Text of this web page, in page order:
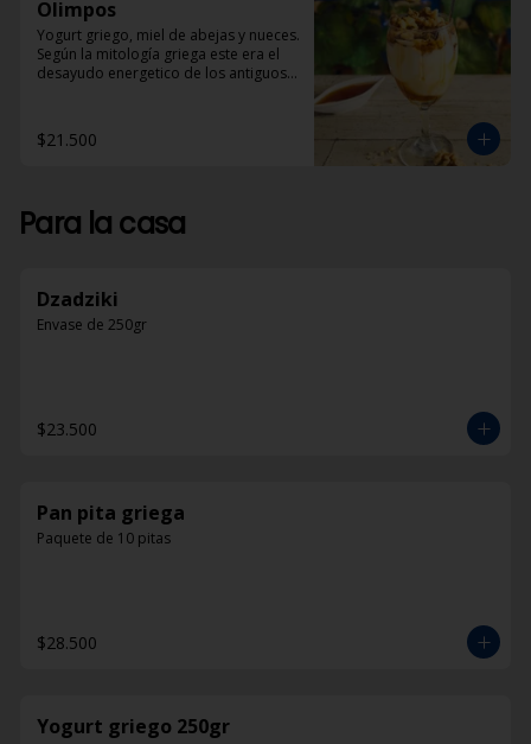
Olimpos
Yogurt griego, miel de abejas y nueces.
Según la mitología griega este era el
desayudo energetico de los antiguos
$21.500
Para la casa
Dzadziki
Envase de 250gr
$23.500
Pan pita griega
Paquete de 10 pitas
$28.500
Yogurt griego 250gr